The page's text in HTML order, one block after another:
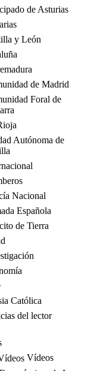
de Asturias
y León
de Madrid
Foral de
Autónoma de
Nacional
Española
de Tierra
Católica
del lector
Vídeos